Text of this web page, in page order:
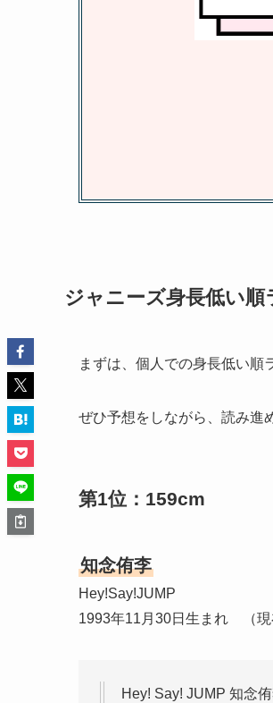
ジャニーズ身長低い順
まずは、個人での身長低い順
ぜひ予想をしながら、読み進
第1位：159cm
知念侑李
Hey!Say!JUMP
1993年11月30日生まれ （現
Hey! Say! JUMP 知念